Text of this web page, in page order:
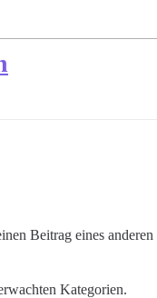
Beitrag eines
Kategorien.